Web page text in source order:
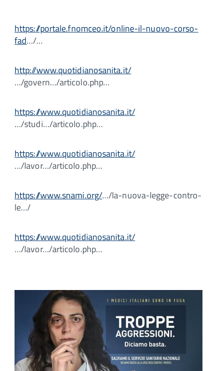
https://portale.fnomceo.it/online-il-nuovo-corso-
fad…/…
http://www.quotidianosanita.it/
…/govern…/articolo.php…
https://www.quotidianosanita.it/
…/studi…/articolo.php…
https://www.quotidianosanita.it/
…/lavor…/articolo.php…
https://www.snami.org/…/la-nuova-legge-contro-
le…/
https://www.quotidianosanita.it/
…/lavor…/articolo.php…